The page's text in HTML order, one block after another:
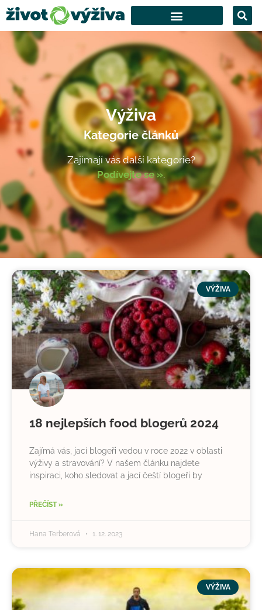
Výživa
Kategorie článků
Zajímají vás další kategorie?
Podívejte se ».
VÝŽIVA
18 nejlepších food blogerů 2024
Zajímá vás, jací blogeři vedou v roce 2022 v oblasti
výživy a stravování? V našem článku najdete
inspiraci, koho sledovat a jací čeští blogeři by
PŘEČÍST »
Hana Terberová 1. 12. 2023
VÝŽIVA